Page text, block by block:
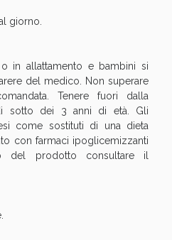
giorno.
in allattamento e bambini si
del medico. Non superare
Tenere fuori dalla
sotto dei 3 anni di età. Gli
come sostituti di una dieta
con farmaci ipoglicemizzanti
del prodotto consultare il